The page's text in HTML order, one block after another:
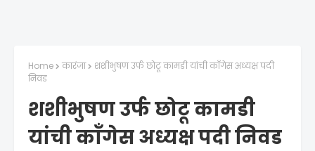
Home कारंजा
शशीभुषण उर्फ छोटू कामडी यांची काँगेस अध्यक्ष पदी
निवड
शशीभुषण उर्फ छोटू कामडी
यांची काँगेस अध्यक्ष पदी निवड